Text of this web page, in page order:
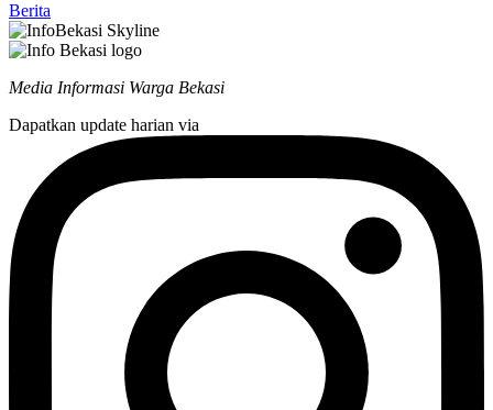
Berita
Media Informasi Warga Bekasi
Dapatkan update harian via